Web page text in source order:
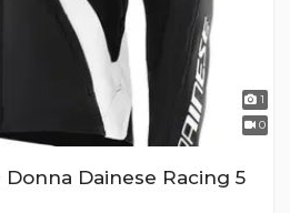
1
0
Dainese Racing 5